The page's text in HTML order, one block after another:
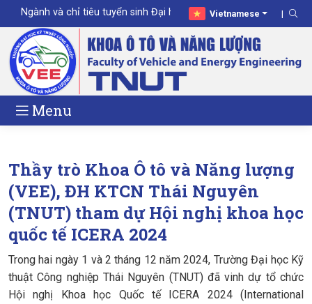
và chỉ tiêu tuyển sinh Đại học năm 2026 Vietnamese
Menu
Thầy trò Khoa Ô tô và Năng lượng
(VEE), ĐH KTCN Thái Nguyên
(TNUT) tham dự Hội nghị khoa học
quốc tế ICERA 2024
Trong hai ngày 1 và 2 tháng 12 năm 2024, Trường Đại học Kỹ
thuật Công nghiệp Thái Nguyên (TNUT) đã vinh dự tổ chức
Hội nghị Khoa học Quốc tế ICERA 2024 (International